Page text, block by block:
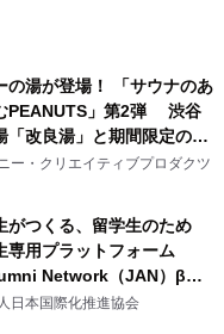
の湯が登場！ 「サウナのあ
PEANUTS」第2弾 渋谷
「改良湯」と期間限定のコ
ョン サウナイキタイコラ
売決定！
ー・クリエイティブプロダクツ
がつくる、留学生のため
専用プラットフォーム
Network（JAN）β版
日本国際化推進協会